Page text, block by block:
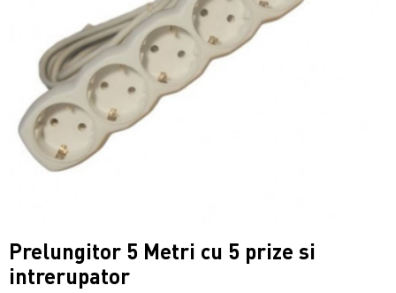
Prelungitor 5 Metri cu 5 prize si
intrerupator